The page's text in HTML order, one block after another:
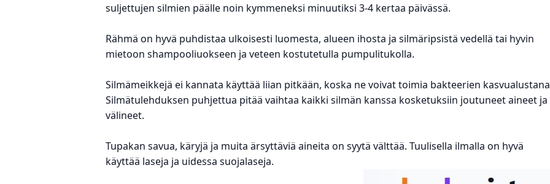
suljettujen silmien päälle noin kymmeneksi minuutiksi 3-4 kertaa päivässä.
Rähmä on hyvä puhdistaa ulkoisesti luomesta, alueen ihosta ja silmäripsistä vedellä tai hyvin
mietoon shampooliuokseen ja veteen kostutetulla pumpulitukolla.
Silmämeikkejä ei kannata käyttää liian pitkään, koska ne voivat toimia bakteerien
Silmätulehduksen puhjettua pitää vaihtaa kaikki silmän kanssa kosketuksiin joutuneet aineet ja
välineet.
Tupakan savua, käryjä ja muita ärsyttäviä aineita on syytä välttää. Tuulisella ilmalla on hyvä
käyttää laseja ja uidessa suojalaseja.